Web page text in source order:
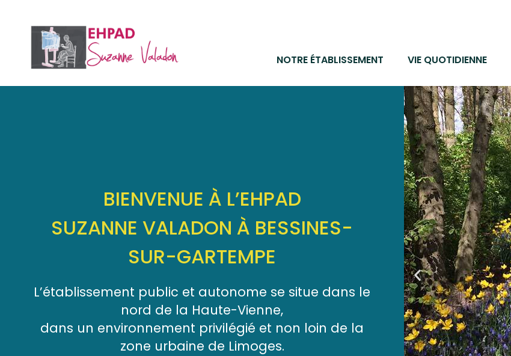
NOTRE ÉTABLISSEMENT VIE QUOTIDIENNE
BIENVENUE À L’EHPAD
SUZANNE VALADON À BESSINES-
SUR-GARTEMPE
L’établissement public et autonome se situe dans le
nord de la Haute-Vienne,
dans un environnement privilégié et non loin de la
zone urbaine de Limoges.